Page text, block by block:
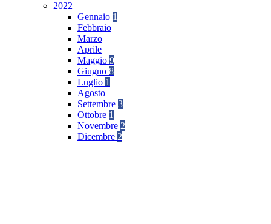
2022
Gennaio 1
Febbraio
Marzo
Aprile
Maggio 9
Giugno 8
Luglio 1
Agosto
Settembre 3
Ottobre 1
Novembre 2
Dicembre 2